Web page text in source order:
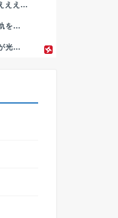
ええ...
を...
光...